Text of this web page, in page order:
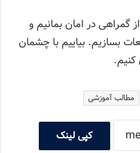
گمراهی در امان بمانیم و
بسازیم. بیاییم با چشمان
کنیم.
مطالب آموزشی
کپی لینک